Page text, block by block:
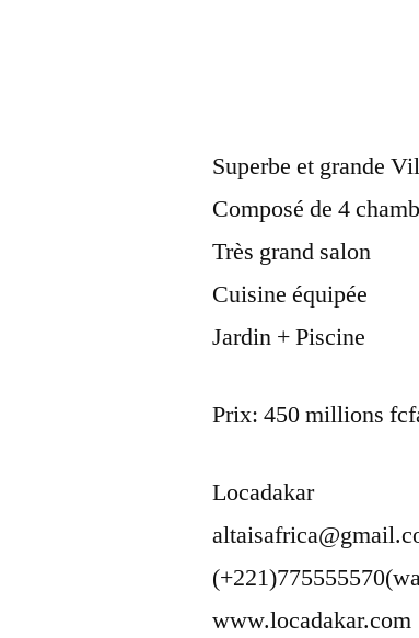
Superbe et grande
Composé de 4
Très grand salon
Cuisine équipée
Jardin + Piscine
Prix: 450 millions
Locadakar
www.locadakar.com